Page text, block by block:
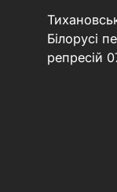
Білорусі
репресій